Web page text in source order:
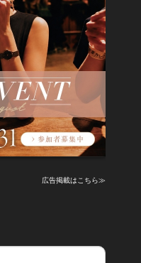
広告掲載はこちら≫